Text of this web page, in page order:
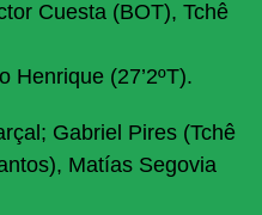
Cuesta (BOT), Tchê
Henrique (27’2ºT).
Gabriel Pires (Tchê
Matías Segovia